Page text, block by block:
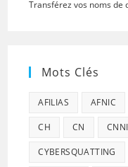
Transférez vos noms de
Mots Clés
AFILIAS AFNIC
CH CN
CYBERSQUATTING